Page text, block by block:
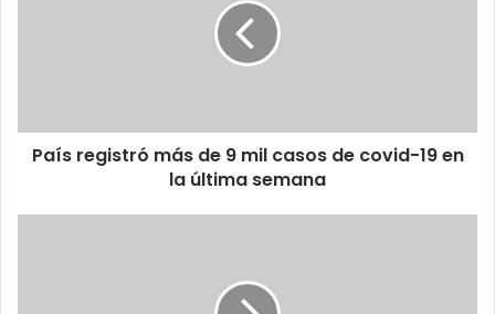
covid-
País registró más de 9 mil casos de covid-19 en
la última semana